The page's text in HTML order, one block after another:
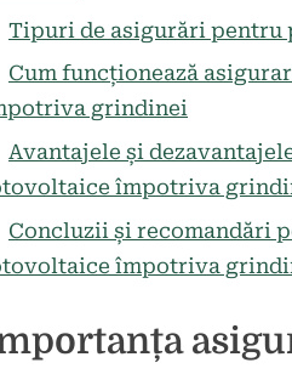
grindinei
–
pentru
investiții
sigure.
Tipuri de asigurări
Cum funcționează
grindinei
Avantajele și
împotriva
Concluzii și recomandări
împotriva